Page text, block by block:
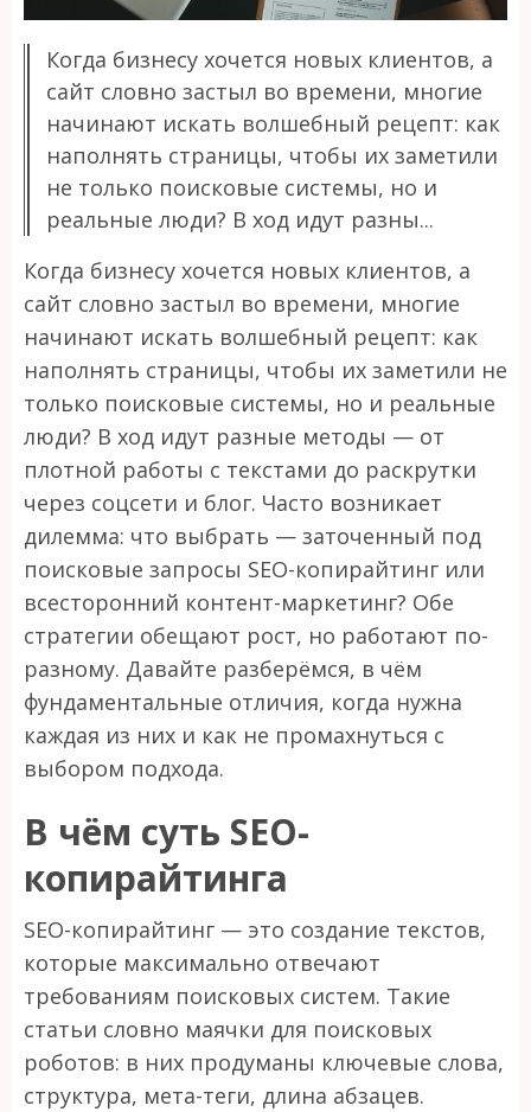
Когда бизнесу хочется новых клиентов, а
сайт словно застыл во времени, многие
начинают искать волшебный рецепт: как
наполнять страницы, чтобы их заметили
не только поисковые системы, но и
реальные люди? В ход идут разны...
Когда бизнесу хочется новых клиентов, а
сайт словно застыл во времени, многие
начинают искать волшебный рецепт: как
наполнять страницы, чтобы их заметили не
только поисковые системы, но и реальные
люди? В ход идут разные методы — от
плотной работы с текстами до раскрутки
через соцсети и блог. Часто возникает
дилемма: что выбрать — заточенный под
поисковые запросы SEO-копирайтинг или
всесторонний контент-маркетинг? Обе
стратегии обещают рост, но работают по-
разному. Давайте разберёмся, в чём
фундаментальные отличия, когда нужна
каждая из них и как не промахнуться с
выбором подхода.
В чём суть SEO-
копирайтинга
SEO-копирайтинг — это создание текстов,
которые максимально отвечают
требованиям поисковых систем. Такие
статьи словно маячки для поисковых
роботов: в них продуманы ключевые слова,
структура, мета-теги, длина абзацев.